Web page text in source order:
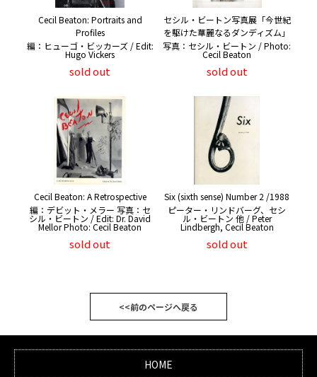
Cecil Beaton: Portraits and
Profiles
編：ヒューゴ・ビッカーズ / Edit:
Hugo Vickers
sold out
セシル・ビートン写真展「今世紀
を駆けた華麗なるダンディズム」
写真：セシル・ビートン / Photo:
Cecil Beaton
sold out
Cecil Beaton: A Retrospective
編：デビット・メラー 写真：セ
シル・ビートン / Edit: Dr. David
Mellor Photo: Cecil Beaton
sold out
Six (sixth sense) Number 2 /1988
ピーター・リンドバーグ、セシ
ル・ビートン 他 / Peter
Lindbergh, Cecil Beaton
sold out
<<前のページへ戻る
HOME